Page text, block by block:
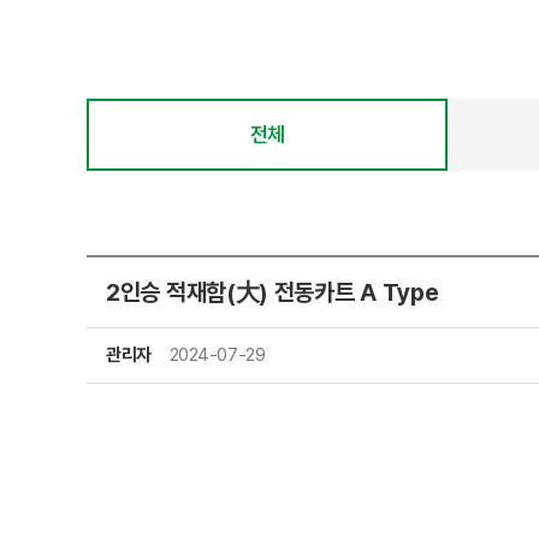
전체
2인승 적재함(大) 전동카트 A Type
관리자 2024-07-29